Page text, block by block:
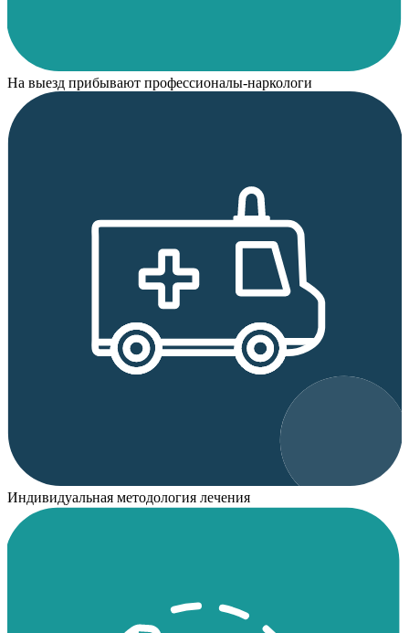
На выезд прибывают профессионалы-наркологи
Индивидуальная методология лечения